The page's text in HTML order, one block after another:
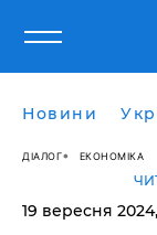
Новини
ДІАЛОГ ЕКОНОМІКА
19 вересня 2024,